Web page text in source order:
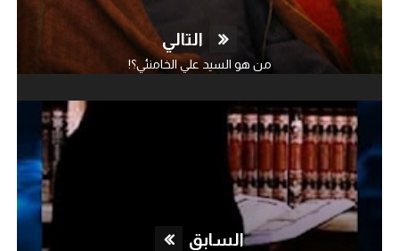
التالي
من هو السيد علي الخامنئي؟!
السابق